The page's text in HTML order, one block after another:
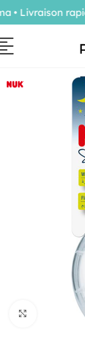
Cliquez
Livraison